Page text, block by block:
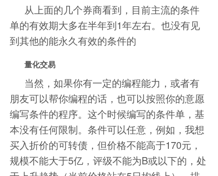
从上面的几个券商看到，目前主流的条件
单的有效期大多在半年到1年左右。也没有见
到其他的能永久有效的条件的
量化交易
当然，如果你有一定的编程能力，或者有
朋友可以帮你编程的话，也可以按照你的意愿
编写条件的程序。这个时候编写的条件单，基
本没有任何限制。条件可以任意，例如，我想
买入折价的可转债，但价格不能高于170元，
规模不能大于5亿，评级不能为B或以下的，处